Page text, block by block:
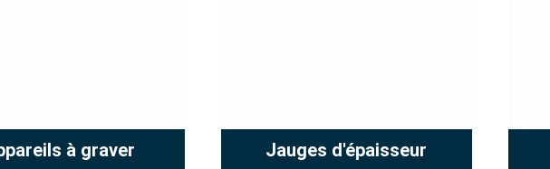
à graver Jauges d'épaisseur